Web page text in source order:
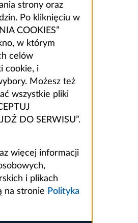
strony oraz
Po kliknięciu w
COOKIES”
w którym
celów
cookie, i
Możesz też
wszystkie pliki
DO SERWISU”.
więcej informacji
i plikach
na stronie Polityka